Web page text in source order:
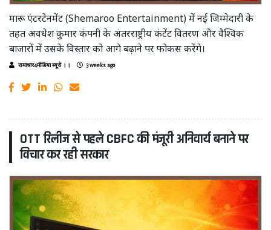
मारू एंटरटेनमेंट (Shemaroo Entertainment) में नई जिम्मेदारी के
तहत अवधेश कुमार कंपनी के अंतरराष्ट्रीय कंटेंट वितरण और वैश्विक
बाजारों में उसके विस्तार को आगे बढ़ाने पर फोकस करेंगे।
समाचार4मीडिया ब्यूरो ।। 3 weeks ago
OTT रिलीज से पहले CBFC की मंजूरी अनिवार्य बनाने पर
विचार कर रही सरकार